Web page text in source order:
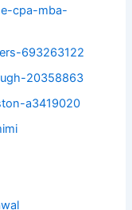
cpa-mba-
693263122
20358863
a3419020